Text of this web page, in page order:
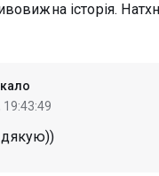
історія.
19:43:49
дякую))